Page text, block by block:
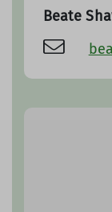
Beate